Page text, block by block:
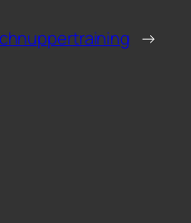
→